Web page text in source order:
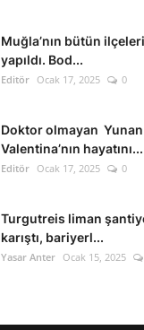
Muğla’nın bütün
yapıldı. Bod...
Editör Ocak 17, 2025 0
Doktor olmayan Yunan
Valentina’nın hayatını...
Editör Ocak 17, 2025 0
Turgutreis liman
karıştı, bariyerl...
Yasar Anter Ocak 15, 2025